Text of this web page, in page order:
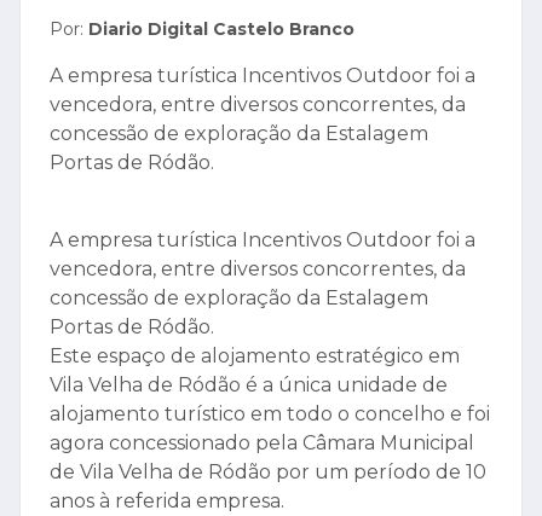
Por: Diario Digital Castelo Branco
A empresa turística Incentivos Outdoor foi a
vencedora, entre diversos concorrentes, da
concessão de exploração da Estalagem
Portas de Ródão.
A empresa turística Incentivos Outdoor foi a
vencedora, entre diversos concorrentes, da
concessão de exploração da Estalagem
Portas de Ródão.
Este espaço de alojamento estratégico em
Vila Velha de Ródão é a única unidade de
alojamento turístico em todo o concelho e foi
agora concessionado pela Câmara Municipal
de Vila Velha de Ródão por um período de 10
anos à referida empresa.